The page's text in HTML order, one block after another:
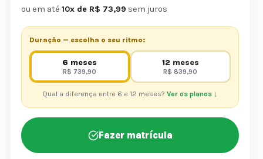
ou em até 10x de R$ 73,99 sem juros
Duração — escolha o seu ritmo:
6 meses
R$ 739,90
12 meses
R$ 839,90
Qual a diferença entre 6 e 12 meses? Ver os planos ↓
Fazer matrícula